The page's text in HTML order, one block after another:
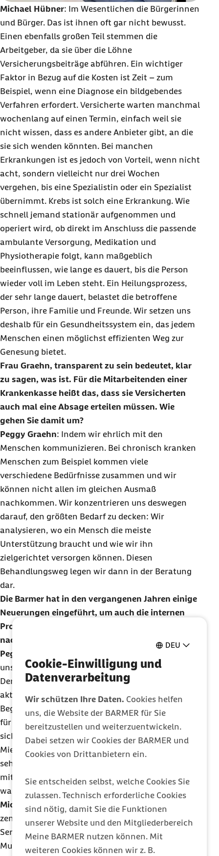
DEU
Cookie-Einwilligung und
Datenverarbeitung
Wir schützen Ihre Daten. Cookies helfen
uns, die Website der BARMER für Sie
bereitzustellen und weiterzuentwickeln.
Dabei setzen wir Cookies der BARMER und
Cookies von Drittanbietern ein.
Sie entscheiden selbst, welche Cookies Sie
zulassen. Technisch erforderliche Cookies
sind nötig, damit Sie die Funktionen
unserer Website und den Mitgliederbereich
Meine BARMER nutzen können. Mit
weiteren Cookies können wir z. B.
Michael Hübner: Im Wesentlichen die Bürgerinnen
und Bürger. Das ist ihnen oft gar nicht bewusst.
Einen ebenfalls großen Teil stemmen die
Arbeitgeber, da sie über die Löhne
Versicherungsbeiträge abführen. Ein wichtiger
Faktor in Bezug auf die Kosten ist Zeit – zum
Beispiel, wenn eine Diagnose ein bildgebendes
Verfahren erfordert. Versicherte warten manchmal
wochenlang auf einen Termin, einfach weil sie
nicht wissen, dass es andere Anbieter gibt, an die
sie sich wenden könnten. Bei manchen
Erkrankungen ist es jedoch von Vorteil, wenn nicht
acht, sondern vielleicht nur drei Wochen
vergehen, bis eine Spezialistin oder ein Spezialist
übernimmt. Krebs ist solch eine Erkrankung. Wie
schnell jemand stationär aufgenommen und
operiert wird, ob direkt im Anschluss die passende
ambulante Versorgung, Medikation und
Physiotherapie folgt, kann maßgeblich
beeinflussen, wie lange es dauert, bis die Person
wieder voll im Leben steht. Ein Heilungsprozess,
der sehr lange dauert, belastet die betroffene
Person, ihre Familie und Freunde. Wir setzen uns
deshalb für ein Gesundheitssystem ein, das jedem
Menschen einen möglichst effizienten Weg zur
Genesung bietet.
Frau Graehn, transparent zu sein bedeutet, klar
zu sagen, was ist. Für die Mitarbeitenden einer
Krankenkasse heißt das, dass sie Versicherten
auch mal eine Absage erteilen müssen. Wie
gehen Sie damit um?
Peggy Graehn: Indem wir ehrlich mit den
Menschen kommunizieren. Bei chronisch kranken
Menschen zum Beispiel kommen viele
verschiedene Bedürfnisse zusammen und wir
können nicht allen im gleichen Ausmaß
nachkommen. Wir konzentrieren uns deswegen
darauf, den größten Bedarf zu decken: Wir
analysieren, wo ein Mensch die meiste
Unterstützung braucht und wie wir ihn
zielgerichtet versorgen können. Diesen
Behandlungsweg legen wir dann in der Beratung
dar.
Die Barmer hat in den vergangenen Jahren einige
Neuerungen eingeführt, um auch die internen
Prozesse für die Versicherten verständlicher und
nachvollziehbar zu machen. Welche sind das?
Peggy Graehn
uns war der Barmer Kompass in der Barmer-
Der Kompass zeigt Versicherten jederzeit den
aktuellen Bearbeitungsstatus ihrer Anträge.
Begonnen haben wir mit dem Krankengeld. Das ist
für Versicherte ein sehr emotionales Thema: Es
sichert ihnen in längeren Krankheitsphasen die
Miete, den Unterhalt. Im Kompass können sie
sehen, wieviel sie erhalten, aber auch
mitverfolgen, wie ihr Antrag bearbeitet wird und
warum dies vielleicht manchmal länger dauert.
Michael Hübner
: Das Krankengeld ist sicherlich die
zentralste Anwendung. Wir bieten den gleichen
Service aber mittlerweile auch für Zahnersatz,
Mutterschaftsgeld und neuerdings auch für